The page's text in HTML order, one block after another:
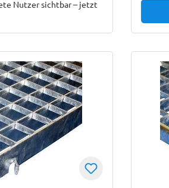
Nutzer sichtbar – jetzt